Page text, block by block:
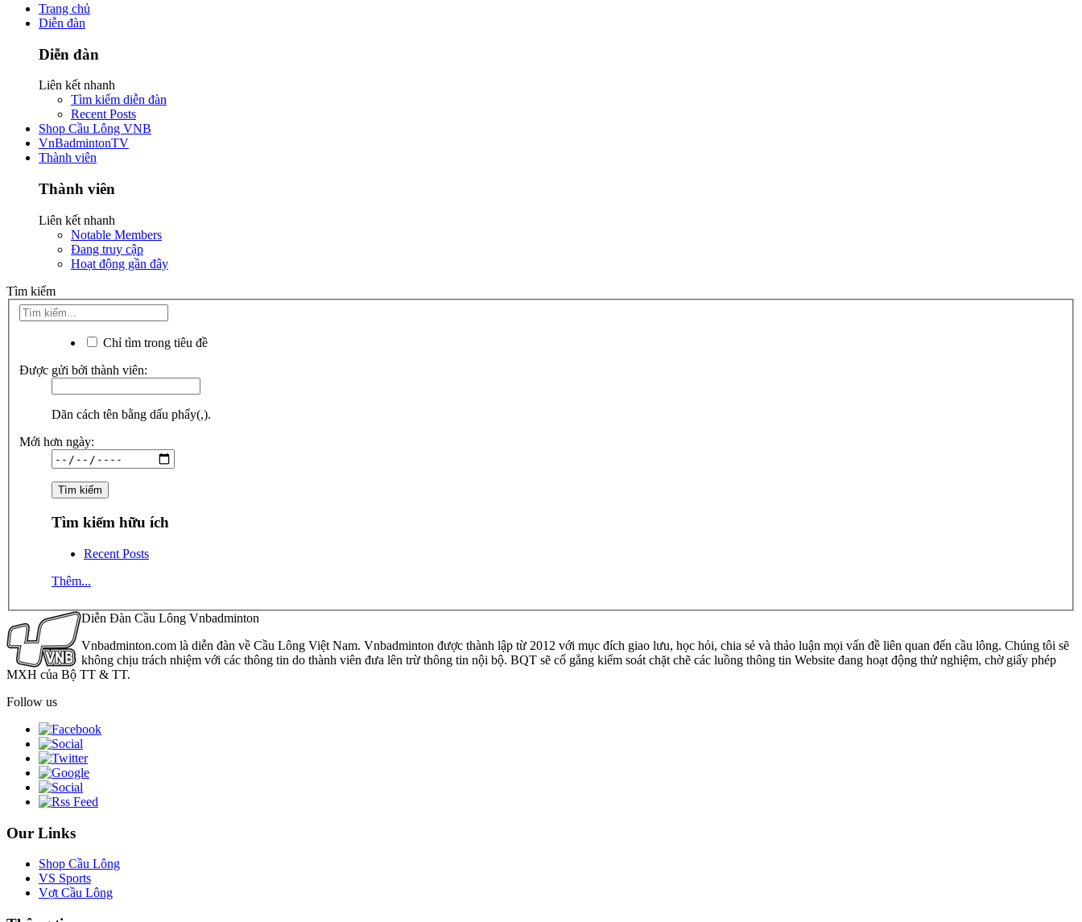
Trang chủ
Diễn đàn
Diễn đàn
Liên kết nhanh
Tìm kiếm diễn đàn
Recent Posts
Shop Cầu Lông VNB
VnBadmintonTV
Thành viên
Thành viên
Liên kết nhanh
Notable Members
Đang truy cập
Hoạt động gần đây
Tìm kiếm
Chỉ tìm trong tiêu đề
Được gửi bởi thành viên:
Dãn cách tên bằng dấu phẩy(,).
Mới hơn ngày:
Tìm kiếm hữu ích
Recent Posts
Thêm...
Diễn Đàn Cầu Lông Vnbadminton
Vnbadminton.com là diễn đàn về Cầu Lông Việt Nam. Vnbadminton được thành lập từ 2012 với mục đích giao lưu, học hỏi, chia sẻ và thảo luận mọi vấn đề liên quan đến cầu lông. Chúng tôi sẽ
không chịu trách nhiệm với các thông tin do thành viên đưa lên trừ thông tin nội bộ. BQT sẽ cố gắng kiểm soát chặt chẽ các luồng thông tin Website đang hoạt động thử nghiệm, chờ giấy phép
MXH của Bộ TT & TT.
Follow us
Our Links
Shop Cầu Lông
VS Sports
Vợt Cầu Lông